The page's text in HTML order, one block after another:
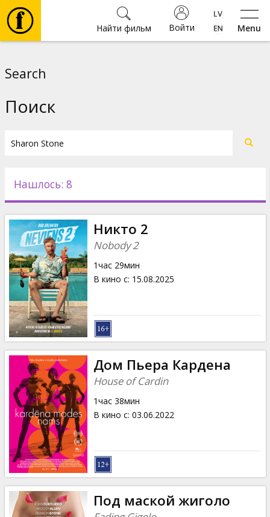
Menu
Войти
Найти фильм
Новости
Подарки
Кинозакуски
B2B
Клуб
Search
Поиск
Нашлось: 8
Никто 2
Nobody 2
1час 29мин
В кино с: 15.08.2025
Дом Пьера Кардена
House of Cardin
1час 38мин
В кино с: 03.06.2022
Под маской жиголо